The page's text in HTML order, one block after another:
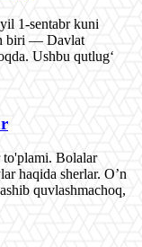
1-sentabr kuni
biri — Davlat
Ushbu qutlug‘
to'plami. Bolalar
haqida sherlar. O’n
quvlashmachoq,